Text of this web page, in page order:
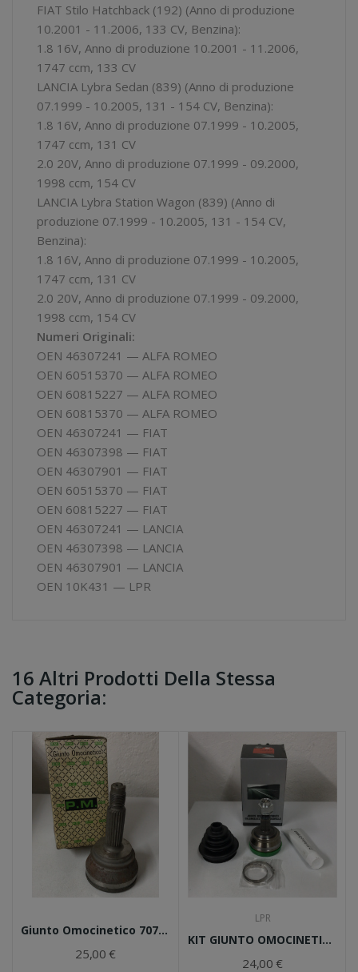
FIAT Stilo Hatchback (192) (Anno di produzione
10.2001 - 11.2006, 133 CV, Benzina):
1.8 16V, Anno di produzione 10.2001 - 11.2006,
1747 ccm, 133 CV
LANCIA Lybra Sedan (839) (Anno di produzione
07.1999 - 10.2005, 131 - 154 CV, Benzina):
1.8 16V, Anno di produzione 07.1999 - 10.2005,
1747 ccm, 131 CV
2.0 20V, Anno di produzione 07.1999 - 09.2000,
1998 ccm, 154 CV
LANCIA Lybra Station Wagon (839) (Anno di
produzione 07.1999 - 10.2005, 131 - 154 CV,
Benzina):
1.8 16V, Anno di produzione 07.1999 - 10.2005,
1747 ccm, 131 CV
2.0 20V, Anno di produzione 07.1999 - 09.2000,
1998 ccm, 154 CV
Numeri Originali:
OEN 46307241 — ALFA ROMEO
OEN 60515370 — ALFA ROMEO
OEN 60815227 — ALFA ROMEO
OEN 60815370 — ALFA ROMEO
OEN 46307241 — FIAT
OEN 46307398 — FIAT
OEN 46307901 — FIAT
OEN 60515370 — FIAT
OEN 60815227 — FIAT
OEN 46307241 — LANCIA
OEN 46307398 — LANCIA
OEN 46307901 — LANCIA
OEN 10K431 — LPR
16 Altri Prodotti Della Stessa
Categoria:
Giunto Omocinetico 70705 P.M.
25,00 €
LPR
KIT GIUNTO OMOCINETICO KFT032 LPR
24,00 €